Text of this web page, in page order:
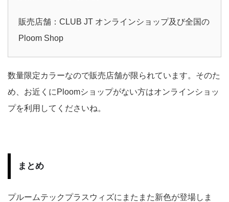
販売店舗：CLUB JT オンラインショップ及び全国の
Ploom Shop
数量限定カラーなので販売店舗が限られています。そのた
め、お近くにPloomショップがない方はオンラインショッ
プを利用してくださいね。
まとめ
プルームテックプラスウィズにまたまた新色が登場しま